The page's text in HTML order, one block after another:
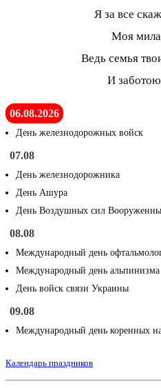
Я за все
Моя
Ведь семья
И
06.08.2026
День железнодорожных войск
07.08
День железнодорожника
День Ашура
День Воздушных сил
08.08
Международный день
Международный день альпинизма
День войск связи Украины
09.08
Международный день коренных
Календарь праздников